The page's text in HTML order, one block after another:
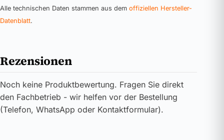
Alle technischen Daten stammen aus dem offiziellen Hersteller-
Datenblatt.
Rezensionen
Noch keine Produktbewertung. Fragen Sie direkt
den Fachbetrieb - wir helfen vor der Bestellung
(Telefon, WhatsApp oder Kontaktformular).